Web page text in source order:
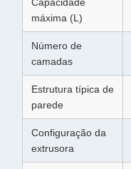
máxima (L)
Número de
camadas
Estrutura típica de
parede
Configuração da
extrusora